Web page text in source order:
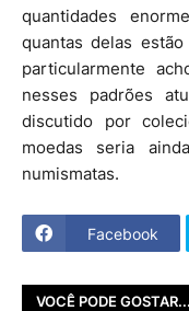
quantidades
quantas delas
particularmente
nesses padrões
discutido por
moedas seria
numismatas.
Facebook
VOCÊ PODE GOSTAR...